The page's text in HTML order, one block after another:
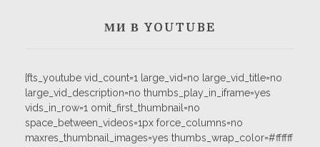
МИ В YOUTUBE
[fts_youtube vid_count=1 large_vid=no large_vid_title=no
large_vid_description=no thumbs_play_in_iframe=yes
vids_in_row=1 omit_first_thumbnail=no
space_between_videos=1px force_columns=no
maxres_thumbnail_images=yes thumbs_wrap_color=#ffffff